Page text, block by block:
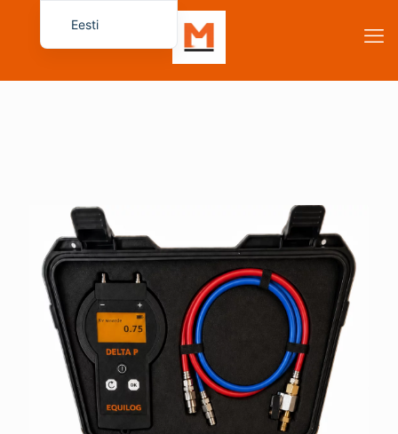
Eesti
Français
English (UK)
简体中文
Dansk
Български
Čeština
Magyar
Română
Nederlands